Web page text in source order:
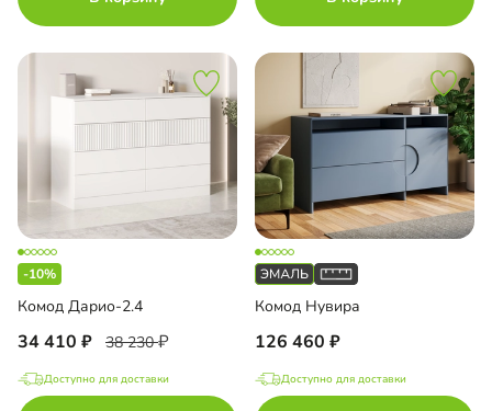
-10%
Комод Дарио-2.4
34 410 38 230
Доступно для доставки
Комод Нувира
126 460
Доступно для доставки